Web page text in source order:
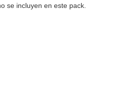
se incluyen en este pack.